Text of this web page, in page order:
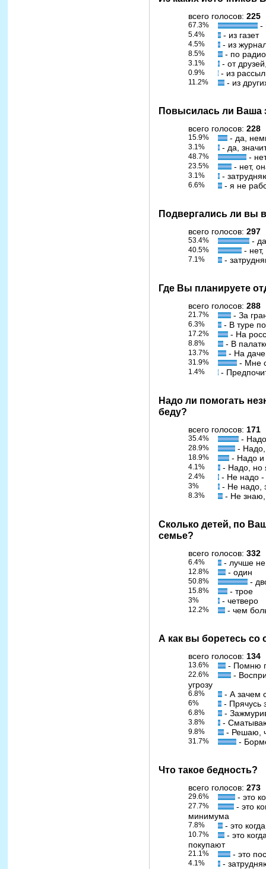
всего голосов: 225
67.3% -
5.4% - из газет
4.5% - из
8.5% - по радио
3.1% - от
0.9% - из
11.2% - из
Повысилась ли Ваша
всего голосов: 228
15.9% - да,
3.1% - да,
48.7% -
23.5% - нет,
3.1% -
6.6% - я не
Подвергались ли вы
всего голосов: 297
53.4% -
40.5% -
7.1% -
Где Вы планируете
всего голосов: 288
21.7% - За
6.3% - В туре
17.2% - На
8.8% - В
13.7% - На даче
31.9% - Мне
1.4% -
Надо ли помогать
беду?
всего голосов: 171
35.4% -
28.9% - Надо,
18.9% - Надо и
4.1% - Надо, но
2.4% - Не надо -
3% - Не надо,
8.3% - Не
Сколько детей, по
семье?
всего голосов: 332
6.4% - лучше не
12.8% - один
50.8% -
15.8% - трое
3% - четверо
12.2% - чем
А как вы боретесь со
всего голосов: 134
13.6% - Помню
22.6%
-
угрозу
6.8% - А зачем
6% - Прячусь
6.8% -
3.8% -
9.8% - Решаю,
31.7% -
Что такое бедность?
всего голосов: 273
29.6% - это
27.7%
- это
минимума
7.8% - это
10.7%
- это
покупают
21.1% - это
4.1% -